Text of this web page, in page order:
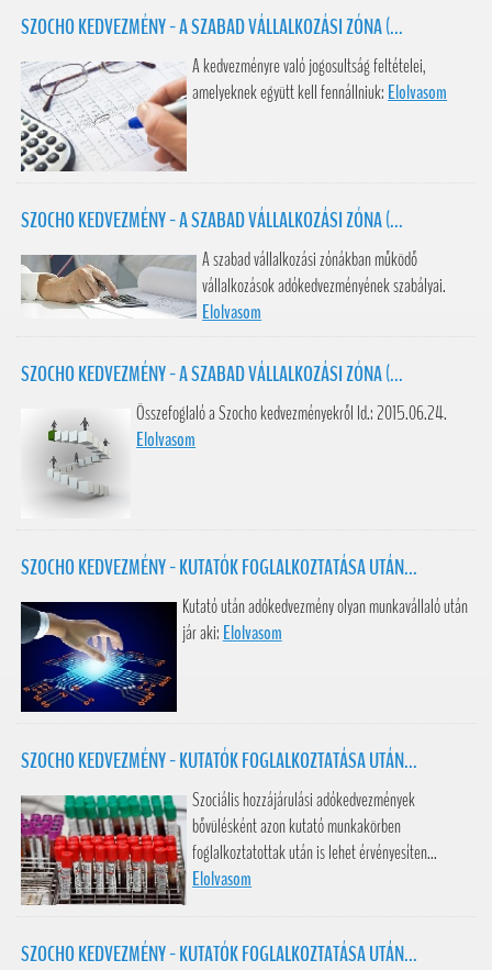
SZOCHO KEDVEZMÉNY - A SZABAD VÁLLALKOZÁSI ZÓNA (...
A kedvezményre való jogosultság feltételei,
amelyeknek együtt kell fennállniuk: Elolvasom
SZOCHO KEDVEZMÉNY - A SZABAD VÁLLALKOZÁSI ZÓNA (...
A szabad vállalkozási zónákban működő
vállalkozások adókedvezményének szabályai.
Elolvasom
SZOCHO KEDVEZMÉNY - A SZABAD VÁLLALKOZÁSI ZÓNA (...
Összefoglaló a Szocho kedvezményekről ld.: 2015.06.24.
Elolvasom
SZOCHO KEDVEZMÉNY - KUTATÓK FOGLALKOZTATÁSA UTÁN...
Kutató után adókedvezmény olyan munkavállaló után
jár aki: Elolvasom
SZOCHO KEDVEZMÉNY - KUTATÓK FOGLALKOZTATÁSA UTÁN...
Szociális hozzájárulási adókedvezmények
bővülésként azon kutató munkakörben
foglalkoztatottak után is lehet érvényesíten...
Elolvasom
SZOCHO KEDVEZMÉNY - KUTATÓK FOGLALKOZTATÁSA UTÁN...